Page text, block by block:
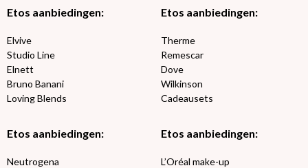
Etos aanbiedingen:
Elvive
Studio Line
Elnett
Bruno Banani
Loving Blends
Etos aanbiedingen:
Therme
Remescar
Dove
Wilkinson
Cadeausets
Etos aanbiedingen:
Neutrogena
Etos aanbiedingen:
L’Oréal make-up